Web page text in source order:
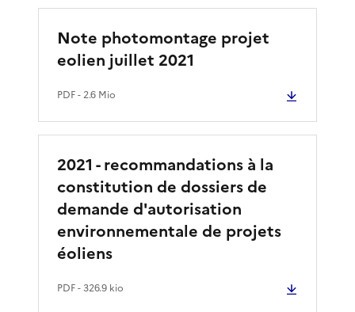
Note photomontage projet
eolien juillet 2021
PDF- 2.6 Mio
2021 - recommandations à la
constitution de dossiers de
demande d'autorisation
environnementale de projets
éoliens
PDF- 326.9 kio